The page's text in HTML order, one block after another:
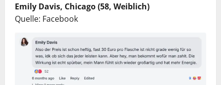
Emily Davis, Chicago (58, Weiblich)
Quelle: Facebook